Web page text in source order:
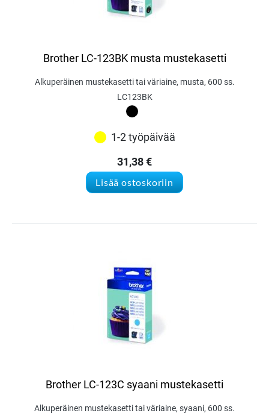
Brother LC-123BK musta mustekasetti
Alkuperäinen mustekasetti tai väriaine, musta, 600 ss.
LC123BK
1-2 työpäivää
31,38€
Lisää ostoskoriin
Brother LC-123C syaani mustekasetti
Alkuperäinen mustekasetti tai väriaine, syaani, 600 ss.